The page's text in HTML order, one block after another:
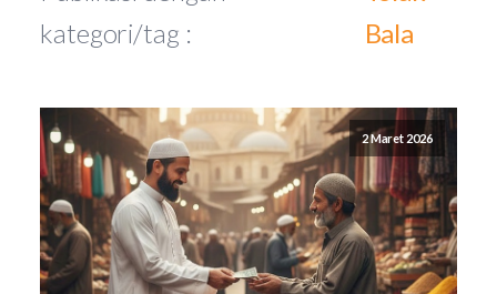
kategori/tag :
Bala
2 Maret 2026